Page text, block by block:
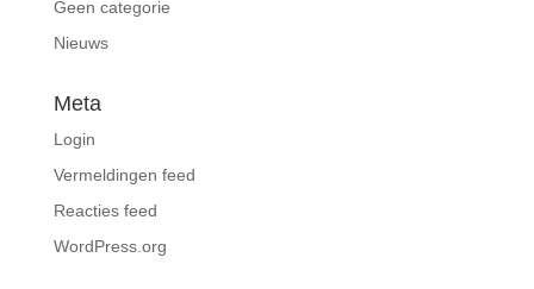
Geen categorie
Nieuws
Meta
Login
Vermeldingen feed
Reacties feed
WordPress.org